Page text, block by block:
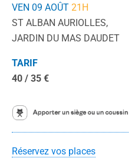
VEN 09 AOÛT 21H
ST ALBAN AURIOLLES,
JARDIN DU MAS DAUDET
TARIF
40 / 35 €
Réservez vos places